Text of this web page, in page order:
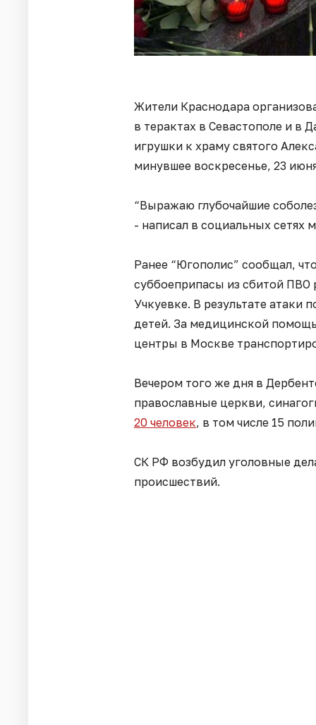
Жители Краснодара
в терактах в Севастополе и в
игрушки к храму святого
минувшее воскресенье, 23
“Выражаю глубочайшие
- написал в социальных сетях
Ранее “Югополис” сообщал,
суббоеприпасы из сбитой
Учкуевке. В результате атаки
детей. За медицинской
центры в Москве
Вечером того же дня в
православные церкви,
20 человек, в том числе 15
СК РФ возбудил уголовные
происшествий.